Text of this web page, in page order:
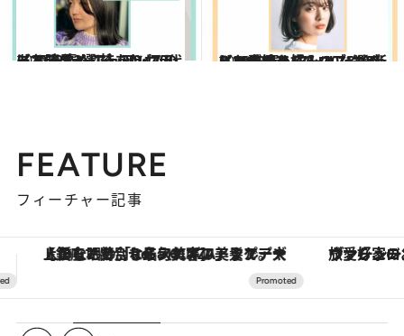
2023.4.5
【2023春ヘア】30・40代におすすめ ニュアンスのある暗髪3選 技ありカラーでスタイリッシュに！
ビューティ＆ヘルス 2023.4.5
【2023春ヘア】30・40代におすすめ クールなボブ＆ミディアム＆ロブ5選 新しい季節を好みのスタイルで歩もう
ビューティ＆ヘルス
FEATURE
フィーチャー記事
ヴァシュロン・コンスタンタン「オーヴァーシーズ・オートマティック」。旅愛好家のお気に入りコレクションから、ジェンダーレスな新作が登場